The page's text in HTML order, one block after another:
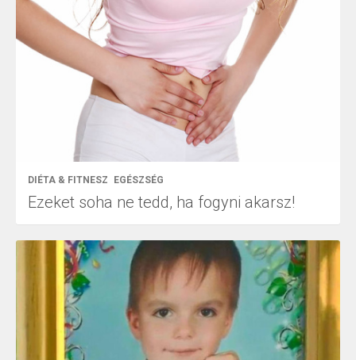
DIÉTA & FITNESZ EGÉSZSÉG
Ezeket soha ne tedd, ha fogyni akarsz!